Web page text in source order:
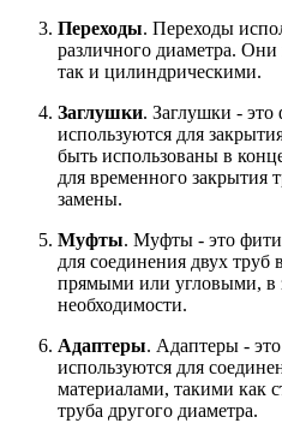
Переходы. Переходы
различного диаметра.
так и цилиндрическими.
Заглушки. Заглушки -
используются для
быть использованы в
для временного закрытия
замены.
Муфты. Муфты - это
для соединения двух
прямыми или угловыми, в
необходимости.
Адаптеры. Адаптеры -
используются для
материалами, такими как
труба другого диаметра.